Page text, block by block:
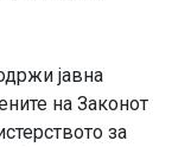
јавна
на Законот
за